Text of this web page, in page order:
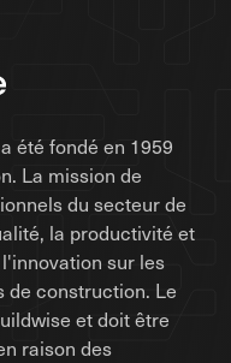
été fondé en 1959
La mission de
du secteur de
la productivité et
sur les
de construction. Le
et doit être
raison des